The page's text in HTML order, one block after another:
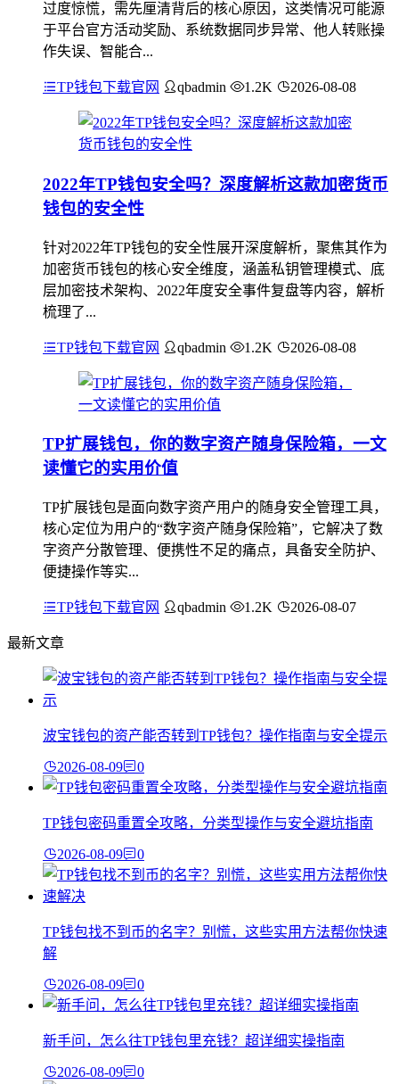
过度惊慌，需先厘清背后的核心原因，这类情况可能源
于平台官方活动奖励、系统数据同步异常、他人转账操
作失误、智能合...
TP钱包下载官网 qbadmin 1.2K 2026-08-08
2022年TP钱包安全吗？深度解析这款加密货币
钱包的安全性
针对2022年TP钱包的安全性展开深度解析，聚焦其作为
加密货币钱包的核心安全维度，涵盖私钥管理模式、底
层加密技术架构、2022年度安全事件复盘等内容，解析
梳理了...
TP钱包下载官网 qbadmin 1.2K 2026-08-08
TP扩展钱包，你的数字资产随身保险箱，一文
读懂它的实用价值
TP扩展钱包是面向数字资产用户的随身安全管理工具，
核心定位为用户的“数字资产随身保险箱”，它解决了数
字资产分散管理、便携性不足的痛点，具备安全防护、
便捷操作等实...
TP钱包下载官网 qbadmin 1.2K 2026-08-07
最新文章
波宝钱包的资产能否转到TP钱包？操作指南与安全提示
2026-08-09 0
TP钱包密码重置全攻略，分类型操作与安全避坑指南
2026-08-09 0
TP钱包找不到币的名字？别慌，这些实用方法帮你快速
解
2026-08-09 0
新手问，怎么往TP钱包里充钱？超详细实操指南
2026-08-09 0